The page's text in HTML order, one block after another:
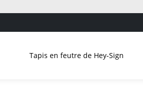
Tapis en feutre de Hey-Sign